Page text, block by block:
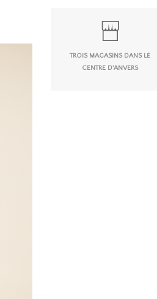
TROIS MAGASINS DANS LE
CENTRE D'ANVERS